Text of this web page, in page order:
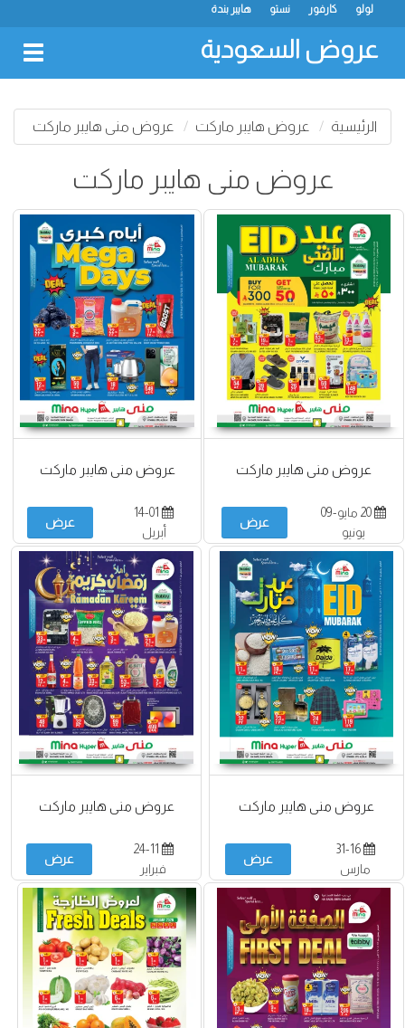
هايبر بندة نستو كارفور لولو
عروض السعودية
الرئيسية عروض هايبر ماركت عروض منى هايبر ماركت
عروض منى هايبر ماركت
عروض منى هايبر ماركت
20 مايو-09
يونيو
عرض
عروض منى هايبر ماركت
14-01
أبريل
عرض
عروض منى هايبر ماركت
31-16
مارس
عرض
عروض منى هايبر ماركت
24-11
فبراير
عرض